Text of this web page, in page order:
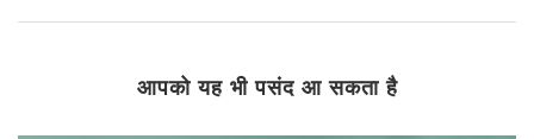
आपको यह भी पसंद आ सकता है